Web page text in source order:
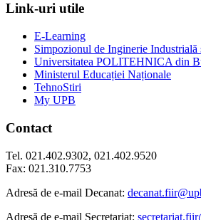
Link-uri utile
E-Learning
Simpozionul de Inginerie Industrială
Universitatea POLITEHNICA din
Ministerul Educației Naționale
TehnoStiri
My UPB
Contact
Tel. 021.402.9302, 021.402.9520
Fax: 021.310.7753
Adresă de e-mail Decanat:
Adresă de e-mail Secretariat: